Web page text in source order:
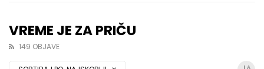
VREME JE ZA PRIČU
149 OBJAVE